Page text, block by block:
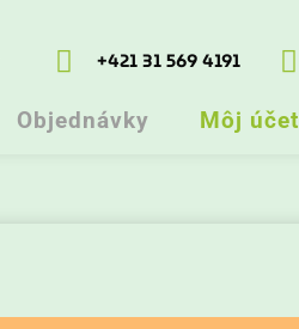
 +421 31 569 4191 
Objednávky Môj účet